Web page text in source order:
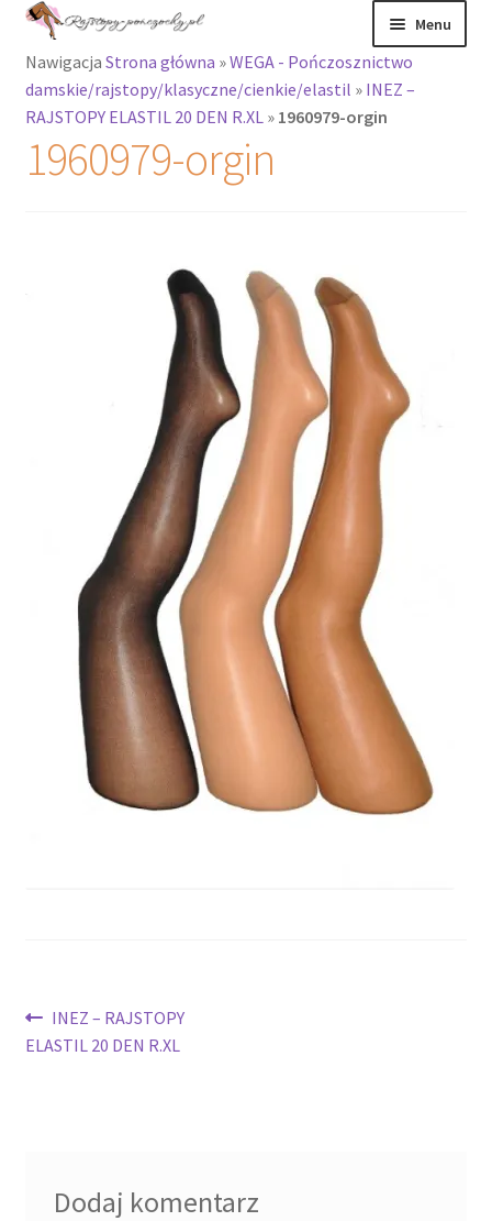
Przejdź
nawigacji
Przejdź
treści
Menu
Rajstopy
Rozwiń
menu
potomne
Rozwiń
menu
potomne
Nawigacja Strona główna »WEGA - Pończosznictwo
damskie/rajstopy/klasyczne/cienkie/elastil » INEZ –
RAJSTOPY ELASTIL 20 DEN R.XL» 1960979-orgin
1960979-orgin
Nawigacja
wpisu
Poprzedni
wpis:
INEZ – RAJSTOPY
ELASTIL 20 DEN R.XL
Dodaj komentarz